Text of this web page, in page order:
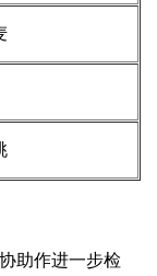
助作进一步检